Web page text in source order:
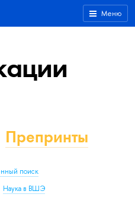
Меню
Препринты
поиск
Наука в ВШЭ